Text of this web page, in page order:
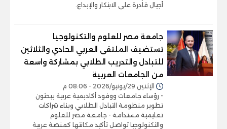
أجيال قادرة على الابتكار والإبداع.
جامعة مصر للعلوم والتكنولوجيا
تستضيف الملتقى العربي الحادي والثلاثين
للتبادل والتدريب الطلابي بمشاركة واسعة
من الجامعات العربية
الإثنين 29/يونيو/2026 - 08:06 م
- رؤساء جامعات ووفود أكاديمية عربية يبحثون
تطوير منظومة التبادل الطلابي وبناء شراكات
تعليمية مستدامة - جامعة مصر للعلوم
والتكنولوجيا تواصل تأكيد مكانتها كمنصة عربية